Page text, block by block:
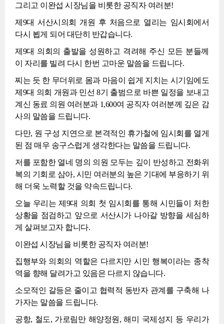
그리고 이완섭 시장님을 비롯한 공직자 여러분!
제9대 서산시의회 개원 후 처음으로 열리는 임시회에서
다시 뵙게 되어 대단히 반갑습니다.
제9대 의회의 출발을 성원하고 격려해 주신 모든 분들께
이 자리를 빌려 다시 한번 고마운 말씀을 드립니다.
찌는 듯 한 무더위로 몸과 마음이 쉽게 지치는 시기임에도
제9대 의회 개원과 민선 8기 출범으로 바쁜 일정을 보내고
계신 동료 의원 여러분과 1,600여 공직자 여러분께 깊은 감
사의 말씀을 드립니다.
다만, 원 구성 지연으로 본격적인 휴가철에 임시회를 열게
된 점 매우 송구스럽게 생각한다는 말씀을 드립니다.
저를 포함한 열네 명의 의원 모두는 깊이 반성하고 전화위
복의 기회로 삼아, 시민 여러분의 높은 기대에 부응하기 위
해 더욱 노력할 것을 약속드립니다.
오늘 우리는 제9대 의회 첫 임시회를 통해 시민들이 처한
상황을 점검하고 앞으로 서산시가 나아갈 방향을 세심하
게 살펴보고자 합니다.
이완섭 시장님을 비롯한 공직자 여러분!
집행부와 의회의 역할은 다르지만 시민 행복이라는 종착
역을 향해 달려가고 있음은 다르지 않습니다.
소모적인 갈등은 줄이고 협력적 동반자 관계를 구축해 나
가자는 말씀을 드립니다.
공항, 철도, 가로림만 해양정원, 해미 국제성지 등 우리가